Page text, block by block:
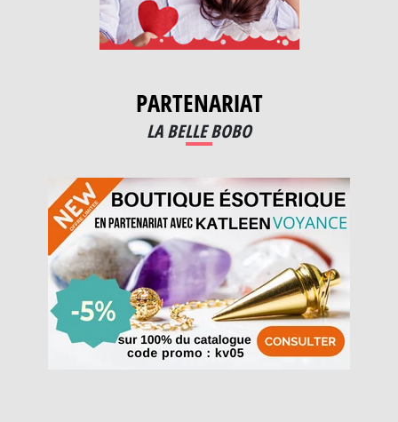
PARTENARIAT
LA BELLE BOBO